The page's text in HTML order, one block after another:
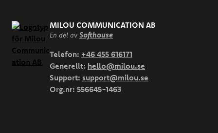
MILOU COMMUNICATION AB
En del av Softhouse
Telefon: +46 455 616171
Generellt: hello@milou.se
Support: support@milou.se
Org.nr: 556645-1463